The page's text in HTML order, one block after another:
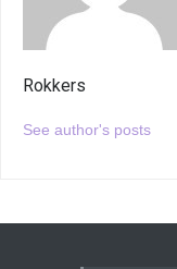
Rokkers
See author's posts